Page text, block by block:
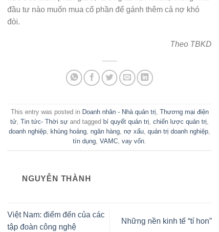
đầu tư nào muốn mua cổ phần để gánh thêm cả nợ khó
đòi.
Theo TBKD
This entry was posted in Doanh nhân - Nhà quản trị, Thương mại điện
tử, Tin tức- Thời sự and tagged bí quyết quản trị, chiến lược quản trị,
doanh nghiệp, khủng hoảng, ngân hàng, nợ xấu, quản trị doanh nghiệp,
tín dụng, VAMC, vay vốn.
NGUYỄN THÀNH
Việt Nam: điểm đến của các
tập đoàn công nghệ
Những nền kinh tế “tí hon”